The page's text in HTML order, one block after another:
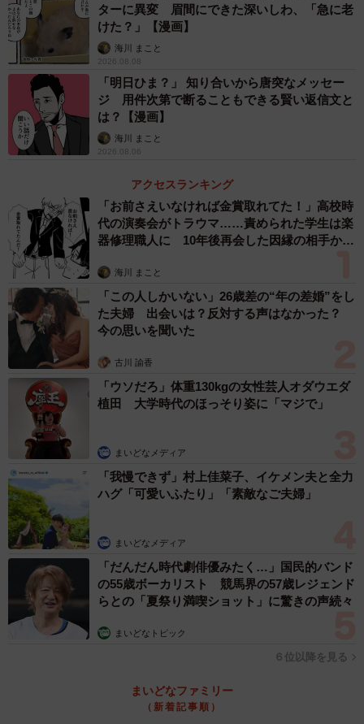
くまのぬいぐるみに喜ぶ圷さんの母 （圷 見南子さんの提供）
退院後、母はぬいぐるみに「テツ」と名前を付けて大切に
します。そして母の自宅に迎えられたテツは、うさぎのぬ
てだな新入り 俺が厳しくしてやる」と先輩風を吹かすケイ
でしたが、体格が勝っていたテツにやられっぱなしになる
も、仲良く過ごします。
4/20
先輩ぬいぐるみのケイと出会うテツ （圷 見南子さんの提供）
ツ。そのなかでテツにとっての一番の思い出は、圷さんに
ターに異変 眉間にできた深いしわ、「急に老
けた？」【漫画】
海川 まこと
2026.08.08
「明日ひま？」 知り合いから唐突なメッセー
ジ 用件次第で断ることもできる賢い返信文と
は？【漫画】
海川 まこと
2026.08.06
アクセスランキング
「お前さえいなければ金賞取れてた！」高校時
代の演奏会がトラウマ……責められた学生は楽
器修理職人に 10年後再会した因縁の相手から
海川 まこと
「この人しかいない」26歳差の“年の差婚”をし
た夫婦 出会いは？反対する声はなかった？
今の思いを聞いた
古川 諭香
「ウソだろ」体重130kgの女性芸人オダウエダ
植田 大学時代のほっそり姿に「マジで」
まいどなメディア
「我慢できず」村上佳菜子、イケメン夫と全力
ハグ「可愛いふたり」「素敵なご夫婦」
まいどなメディア
「だんだん時代劇俳優みたく…」国民的バンド
の55歳ボーカリスト 競馬界の57歳レジェンド
らとの「夏祭り満喫ショット」に驚きの声続々
まいどなトピック
６位以降を見る
まいどなファミリー
（新着記事順）